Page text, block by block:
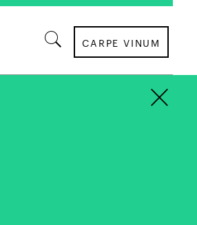
CARPE VINUM
×